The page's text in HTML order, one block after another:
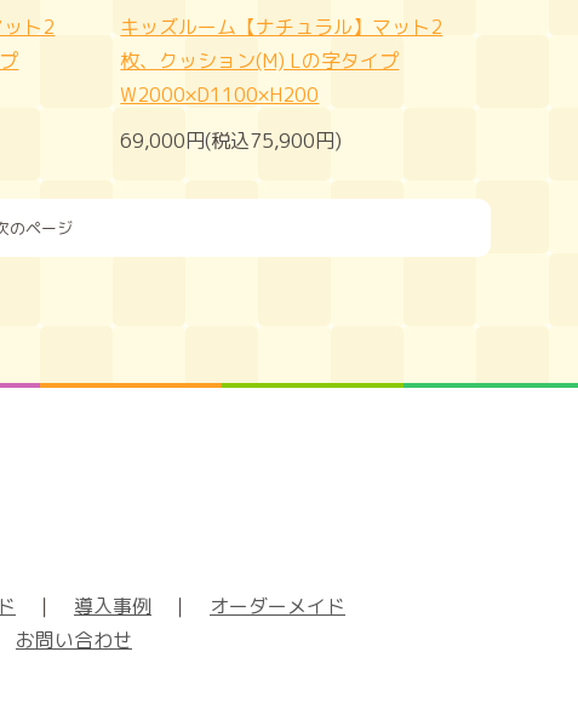
ト2
キッズルーム【ナチュラル】マット2
枚、クッション(M) Lの字タイプ
W2000×D1100×H200
69,000円(税込75,900円)
のページ
｜ 導入事例 ｜ オーダーメイド
お問い合わせ